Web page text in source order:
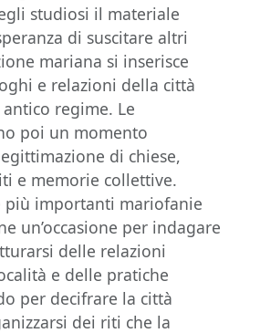
studiosi il materiale
di suscitare altri
mariana si inserisce
e relazioni della città
regime. Le
poi un momento
di chiese,
e memorie collettive.
più importanti mariofanie
un’occasione per indagare
delle relazioni
e delle pratiche
per decifrare la città
dei riti che la